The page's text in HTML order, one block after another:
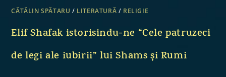
CĂTĂLIN SPĂTARU / LITERATURĂ / RELIGIE
Elif Shafak istorisindu-ne “Cele patruzeci
de legi ale iubirii” lui Shams și Rumi